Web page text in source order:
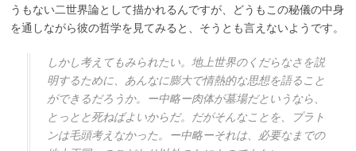
うもない二世界論として描かれるんですが、どうもこの秘儀の中身
を通しながら彼の哲学を見てみると、そうとも言えないようです。
しかし考えてもみられたい。地上世界のくだらなさを説
明するために、あんなに膨大で情熱的な思想を語ること
ができるだろうか。ー中略ー肉体が墓場だというなら、
とっとと死ねばよいからだ。だがそんなことを、プラト
ンは毛頭考えなかった。ー中略ーそれは、必要なまでの